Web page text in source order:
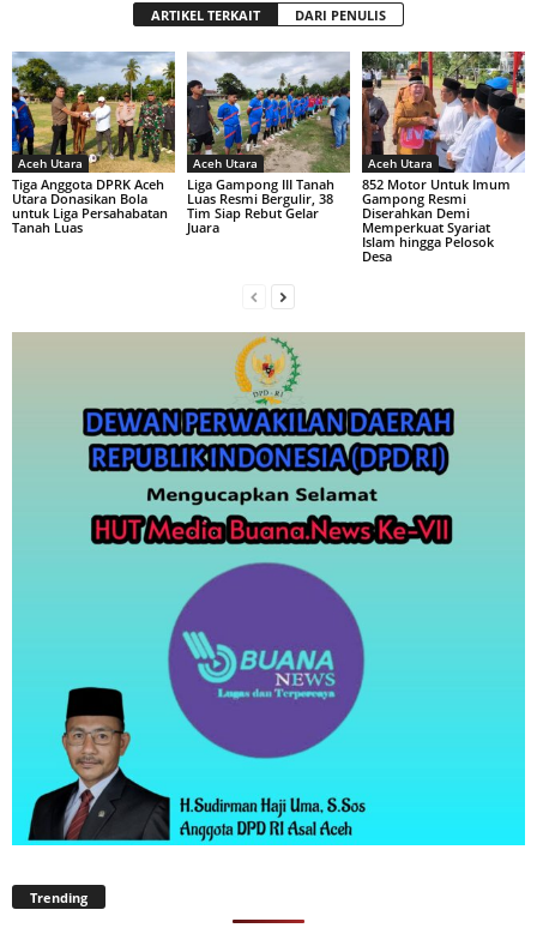
ARTIKEL TERKAIT DARI PENULIS
Aceh Utara
Tiga Anggota DPRK Aceh
Utara Donasikan Bola
untuk Liga Persahabatan
Tanah Luas
Aceh Utara
Liga Gampong III Tanah
Luas Resmi Bergulir, 38
Tim Siap Rebut Gelar
Juara
Aceh Utara
852 Motor Untuk Imum
Gampong Resmi
Diserahkan Demi
Memperkuat Syariat
Islam hingga Pelosok
Desa
Trending